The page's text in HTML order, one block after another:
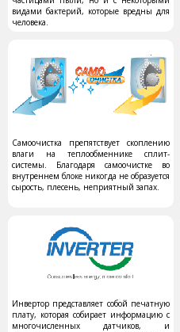
видами бактерий, которые вредны для
человека.
Самоочистка препятствует скоплению
влаги на теплообменнике сплит-
системы. Благодаря самоочистке во
внутреннем блоке никогда не образуется
сырость, плесень, неприятный запах.
Инвертор представляет собой печатную
плату, которая собирает информацию с
многочисленных датчиков, и